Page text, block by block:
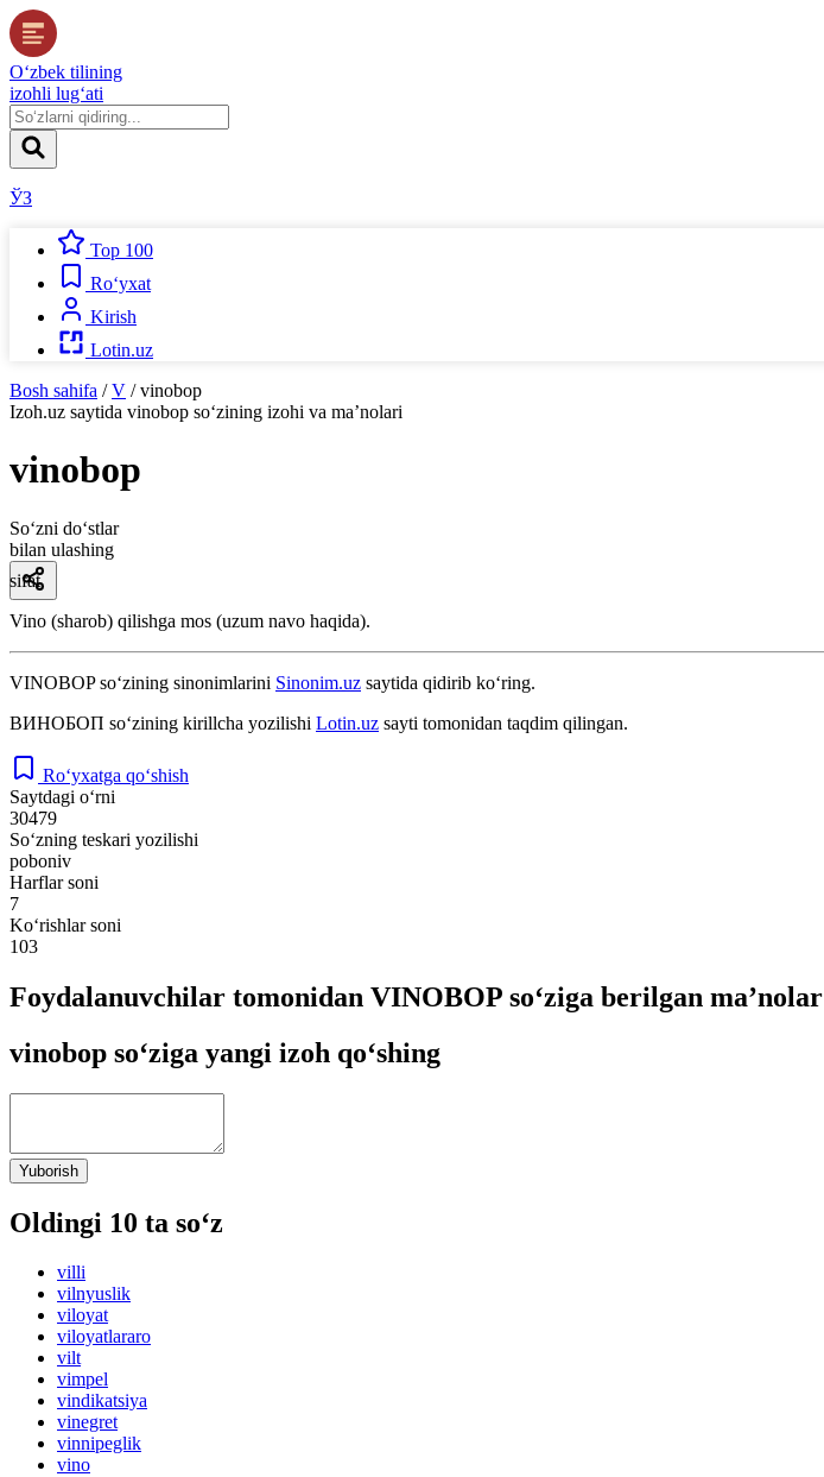
O‘zbek tilining
izohli lug‘ati
ЎЗ
Top 100
Ro‘yxat
Kirish
Lotin.uz
Bosh sahifa / V / vinobop
Izoh.uz saytida vinobop so‘zining izohi va ma’nolari
vinobop
So‘zni do‘stlar
bilan ulashing
sifat
Vino (sharob) qilishga mos (uzum navo haqida).
VINOBOPso‘zining sinonimlarini Sinonim.uz saytida qidirib ko‘ring.
ВИНОБОП so‘zining kirillcha yozilishi Lotin.uz sayti tomonidan taqdim qilingan.
Ro‘yxatga qo‘shish
Saytdagi o‘rni
30479
So‘zning teskari yozilishi
poboniv
Harflar soni
7
Ko‘rishlar soni
103
Foydalanuvchilar tomonidan VINOBOP so‘ziga berilgan ma’nolar
vinobop so‘ziga yangi izoh qo‘shing
Yuborish
Oldingi 10 ta so‘z
villi
vilnyuslik
viloyat
viloyatlararo
vilt
vimpel
vindikatsiya
vinegret
vinnipeglik
vino